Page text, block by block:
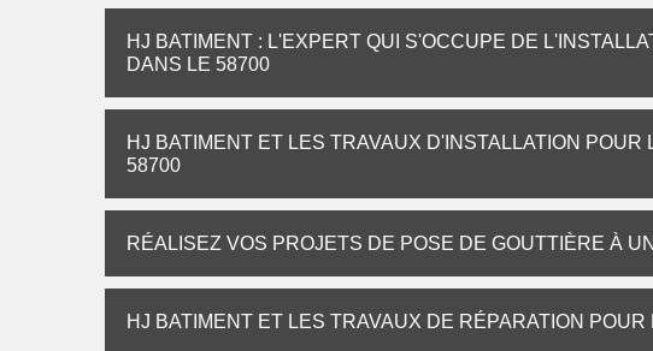
HJ BATIMENT : L'EXPERT QUI S'OCCUPE DE
DANS LE 58700
HJ BATIMENT ET LES TRAVAUX D'INSTALLATION
58700
RÉALISEZ VOS PROJETS DE POSE DE GOUTTIÈRE À
HJ BATIMENT ET LES TRAVAUX DE RÉPARATION